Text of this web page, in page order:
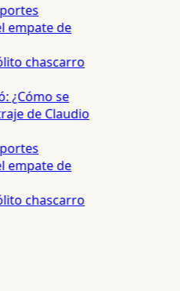
empate de
chascarro
¿Cómo se
de Claudio
empate de
chascarro